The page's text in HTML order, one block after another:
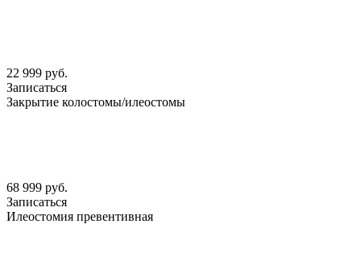
22 999 руб.
Записаться
Закрытие колостомы/илеостомы
68 999 руб.
Записаться
Илеостомия превентивная